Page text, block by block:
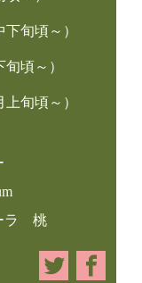
旬頃～）
頃～）
旬頃～）
ラ 桃